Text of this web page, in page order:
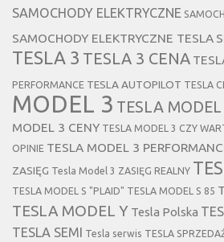
SAMOCHODY ELEKTRYCZNE
SAMOCHODY ELEKTRYCZNE TESLA
TESLA 3 TESLA 3 CENA
PERFORMANCE TESLA AUTOPILOT TESLA
MODEL 3 TESLA
MODEL 3 CENY TESLA MODEL 3 CZY
OPINIE TESLA MODEL 3
ZASIĘG Tesla Model 3 ZASIĘG REALNY
TESLA MODEL S "PLAID" TESLA MODEL S 85
TESLA MODEL Y Tesla Polska
TESLA SEMI Tesla serwis TESLA